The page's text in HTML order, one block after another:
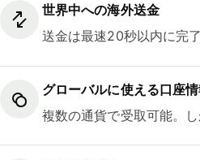
世界中への海外送金
送金は最速20秒以内に完了
グローバルに使える口座
複数の通貨で受取可能。し